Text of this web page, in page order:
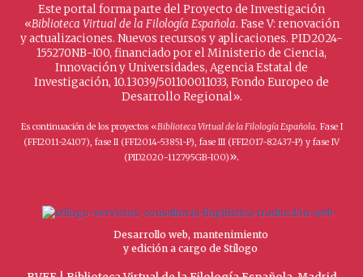
Este portal forma parte del Proyecto de Investigación
«Biblioteca Virtual de la Filología Española. Fase V: renovación
y actualizaciones. Nuevos recursos y aplicaciones. PID2024-
155270NB-I00, financiado por el Ministerio de Ciencia,
Innovación y Universidades, Agencia Estatal de
Investigación, 10.13039/501100011033, Fondo Europeo de
Desarrollo Regional».
Es continuación de los proyectos «Biblioteca Virtual de la Filología Española. Fase I
(FFI2011-24107), fase II (FFI2014-53851-P), fase III (FFI2017-82437-P) y fase IV
(PID2020-112795GB-I00)».
Desarrollo web, mantenimiento
y edición a cargo de Stílogo